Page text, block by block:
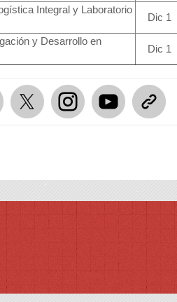
Integral y Laboratorio
Dic 1
y Desarrollo en
Dic 1